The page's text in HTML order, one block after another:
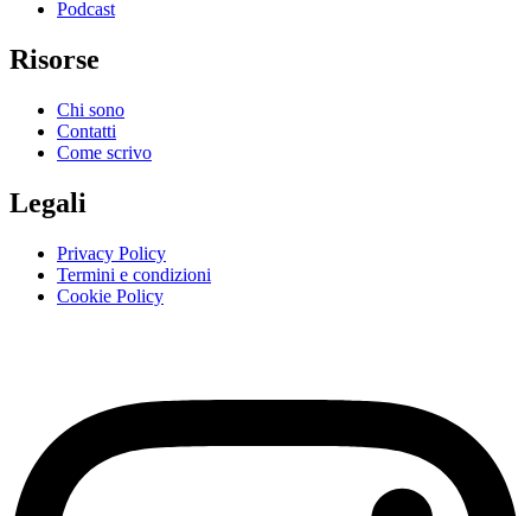
Podcast
Risorse
Chi sono
Contatti
Come scrivo
Legali
Privacy Policy
Termini e condizioni
Cookie Policy